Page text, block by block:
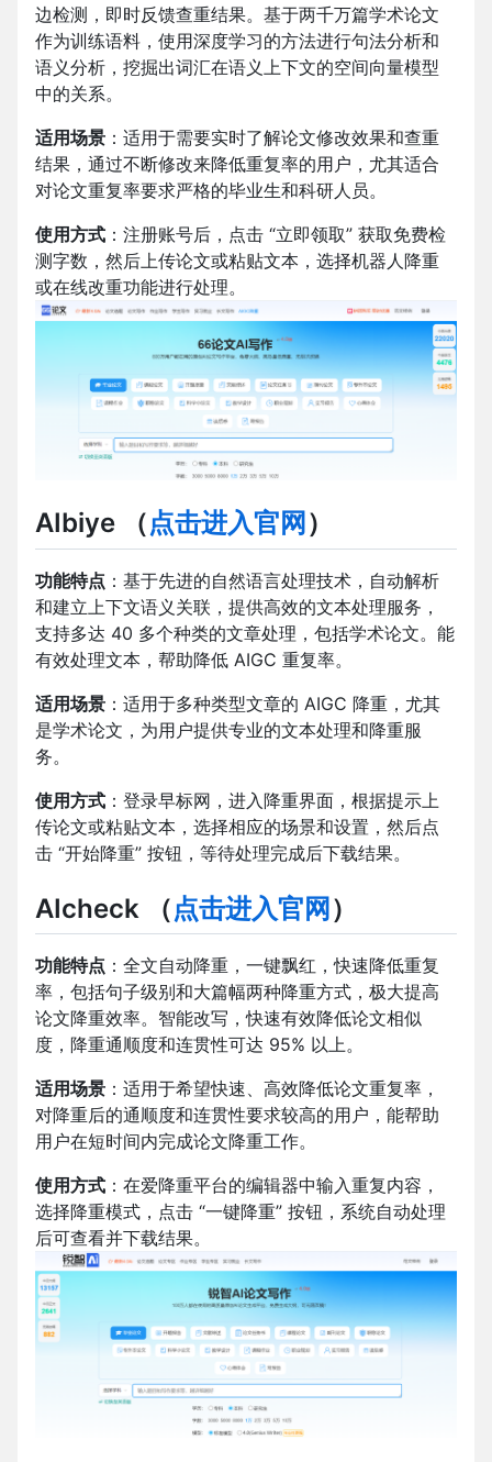
边检测，即时反馈查重结果。基于两千万篇学术论文
作为训练语料，使用深度学习的方法进行句法分析和
语义分析，挖掘出词汇在语义上下文的空间向量模型
中的关系。
适用场景 ：适用于需要实时了解论文修改效果和查重
结果，通过不断修改来降低重复率的用户，尤其适合
对论文重复率要求严格的毕业生和科研人员。
使用方式 ：注册账号后，点击 “立即领取” 获取免费检
测字数，然后上传论文或粘贴文本，选择机器人降重
或在线改重功能进行处理。
AIbiye （点击进入官网 ）
功能特点 ：基于先进的自然语言处理技术，自动解析
和建立上下文语义关联，提供高效的文本处理服务，
支持多达 40 多个种类的文章处理，包括学术论文。能
有效处理文本，帮助降低 AIGC 重复率。
适用场景 ：适用于多种类型文章的 AIGC 降重，尤其
是学术论文，为用户提供专业的文本处理和降重服
务。
使用方式 ：登录早标网，进入降重界面，根据提示上
传论文或粘贴文本，选择相应的场景和设置，然后点
击 “开始降重” 按钮，等待处理完成后下载结果。
AIcheck （点击进入官网）
功能特点 ：全文自动降重，一键飘红，快速降低重复
率，包括句子级别和大篇幅两种降重方式，极大提高
论文降重效率。智能改写，快速有效降低论文相似
度，降重通顺度和连贯性可达 95% 以上。
适用场景 ：适用于希望快速、高效降低论文重复率，
对降重后的通顺度和连贯性要求较高的用户，能帮助
用户在短时间内完成论文降重工作。
使用方式 ：在爱降重平台的编辑器中输入重复内容，
选择降重模式，点击 “一键降重” 按钮，系统自动处理
后可查看并下载结果。